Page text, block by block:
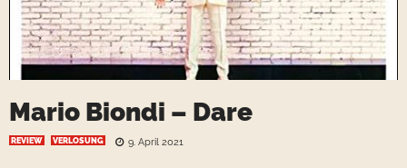
Mario Biondi – Dare
REVIEW VERLOSUNG 9. April 2021